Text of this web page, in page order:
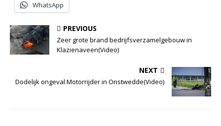
WhatsApp
PREVIOUS
Zeer grote brand bedrijfsverzamelgebouw in
Klazienaveen(Video)
NEXT
Dodelijk ongeval Motorrijder in Onstwedde(Video)